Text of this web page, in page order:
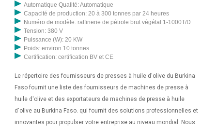
Automatique Qualité: Automatique
Capacité de production: 20 à 300 tonnes par 24 heures
Numéro de modèle: raffinerie de pétrole brut végétal 1-1000T/D
Tension: 380 V
Puissance (W): 20 KW
Poids: environ 10 tonnes
Certification: certification BV et CE
Le répertoire des fournisseurs de presses à huile d'olive du Burkina
Faso fournit une liste des fournisseurs de machines de presse à
huile d'olive et des exportateurs de machines de presse à huile
d'olive au Burkina Faso. qui fournit des solutions professionnelles et
innovantes pour propulser votre entreprise au niveau mondial. Nous